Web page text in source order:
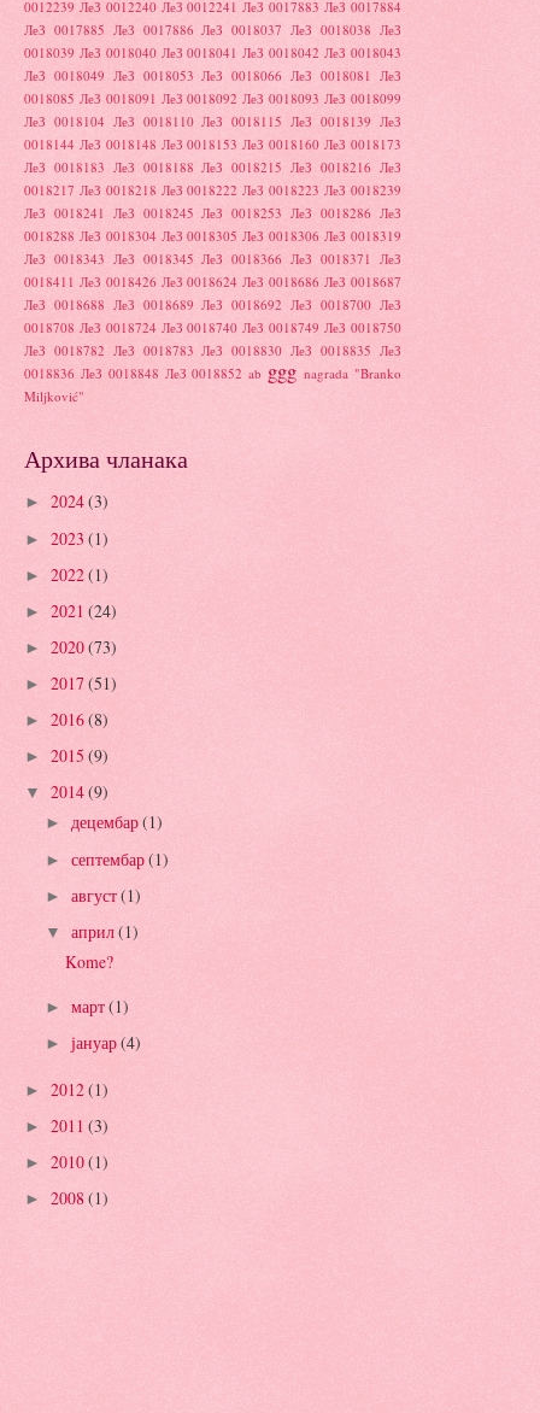
0012239 ЛеЗ 0012240 ЛеЗ 0012241 ЛеЗ 0017883 ЛеЗ 0017884
ЛеЗ 0017885 ЛеЗ 0017886 ЛеЗ 0018037 ЛеЗ 0018038 ЛеЗ
0018039 ЛеЗ 0018040 ЛеЗ 0018041 ЛеЗ 0018042 ЛеЗ 0018043
ЛеЗ 0018049 ЛеЗ 0018053 ЛеЗ 0018066 ЛеЗ 0018081
ЛеЗ
0018085 ЛеЗ 0018091 ЛеЗ 0018092 ЛеЗ 0018093 ЛеЗ 0018099
ЛеЗ 0018104 ЛеЗ 0018110 ЛеЗ 0018115 ЛеЗ 0018139 ЛеЗ
0018144 ЛеЗ 0018148 ЛеЗ 0018153 ЛеЗ 0018160 ЛеЗ 0018173
ЛеЗ 0018183 ЛеЗ 0018188 ЛеЗ 0018215 ЛеЗ 0018216 ЛеЗ
0018217 ЛеЗ 0018218 ЛеЗ 0018222 ЛеЗ 0018223 ЛеЗ 0018239
ЛеЗ 0018241
ЛеЗ 0018245 ЛеЗ 0018253 ЛеЗ 0018286 ЛеЗ
0018288 ЛеЗ 0018304 ЛеЗ 0018305 ЛеЗ 0018306 ЛеЗ 0018319
ЛеЗ 0018343 ЛеЗ 0018345 ЛеЗ 0018366 ЛеЗ 0018371 ЛеЗ
0018411 ЛеЗ 0018426 ЛеЗ 0018624 ЛеЗ 0018686 ЛеЗ 0018687
ЛеЗ 0018688 ЛеЗ 0018689 ЛеЗ 0018692 ЛеЗ 0018700 ЛеЗ
0018708 ЛеЗ 0018724 ЛеЗ 0018740 ЛеЗ 0018749 ЛеЗ 0018750
ЛеЗ 0018782 ЛеЗ 0018783 ЛеЗ 0018830 ЛеЗ 0018835 ЛеЗ
0018836 ЛеЗ 0018848 ЛеЗ 0018852 ab ggg nagrada "Branko
Miljković"
Архива чланака
► 2024(3)
► 2023 (1)
► 2022(1)
► 2021 (24)
► 2020(73)
► 2017 (51)
► 2016(8)
► 2015 (9)
▼ 2014(9)
► децембар(1)
► септембар(1)
► август(1)
▼ април(1)
Kome?
► март(1)
► јануар(4)
► 2012(1)
► 2011 (3)
► 2010(1)
► 2008(1)